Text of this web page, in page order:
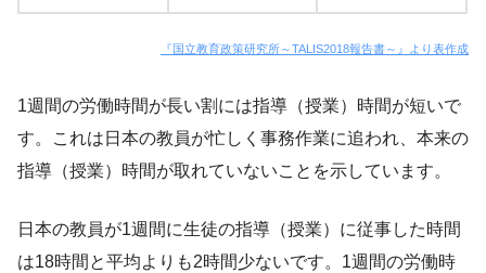
『国立教育政策研究所～TALIS2018報告書～』より表作成
1週間の労働時間が長い割には指導（授業）時間が短いで
す。これは日本の教員が忙しく事務作業に追われ、本来の
指導（授業）時間が取れていないことを示しています。
日本の教員が1週間に生徒の指導（授業）に従事した時間
は18時間と平均よりも2時間少ないです。1週間の労働時